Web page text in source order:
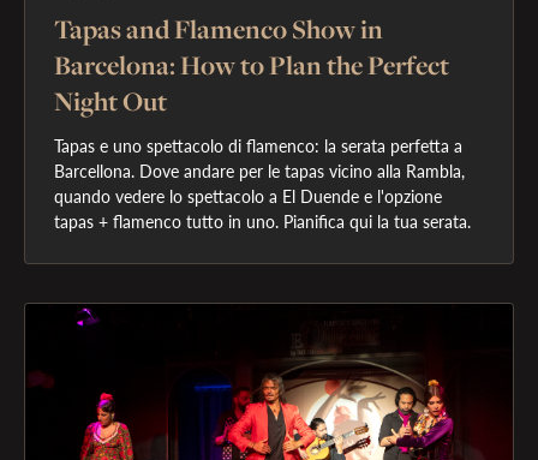
Tapas and Flamenco Show in
Barcelona: How to Plan the Perfect
Night Out
Tapas e uno spettacolo di flamenco: la serata perfetta a
Barcellona. Dove andare per le tapas vicino alla Rambla,
quando vedere lo spettacolo a El Duende e l'opzione
tapas + flamenco tutto in uno. Pianifica qui la tua serata.